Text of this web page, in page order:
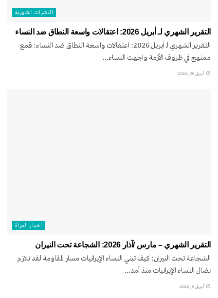
النشرات الشهریة
التقرير الشهري لـ أبريل 2026: اعتقالات واسعة النطاق ضد النساء
التقرير الشهري لـ أبريل 2026: اعتقالات واسعة النطاق ضد النساء: قمع
ممنهج في ظروف الأزمة واجهت النساء...
أبريل 30, 2026
اخبار المرأة
التقرير الشهري – مارس /آذار 2026: الشجاعة تحت النيران
الشجاعة تحت النيران: كيف تبني النساء الإيرانيات مسار المقاومة لقد تلازم
نضال النساء الإيرانيات منذ أمد...
أبريل 6, 2026